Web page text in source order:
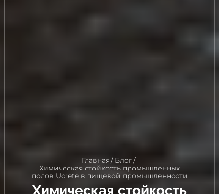
Главная / Блог/
Химическая стойкость промышленных
полов Ucrete в пищевой промышленности
Химическая стойкость